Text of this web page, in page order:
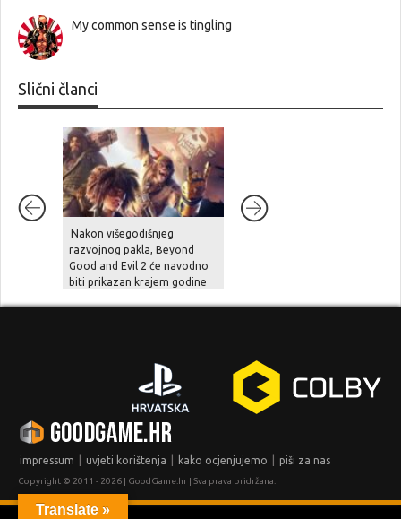
My common sense is tingling
Slični članci
Nakon višegodišnjeg
razvojnog pakla, Beyond
Good and Evil 2 će navodno
biti prikazan krajem godine
impressum | uvjeti korištenja | kako ocjenjujemo | piši za nas
Copyright © 2011 - 2026 | GoodGame.hr | Sva prava pridržana.
Translate »